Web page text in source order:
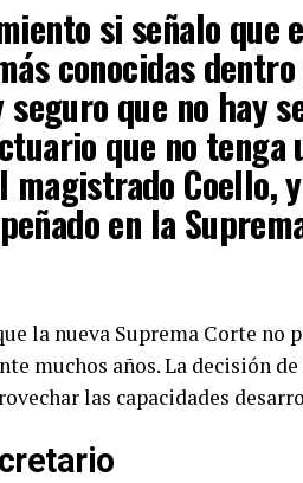
si señalo que
conocidas
que no hay
que no tenga
Coello,
en la
la nueva Suprema Corte no
muchos años. La decisión
las capacidades